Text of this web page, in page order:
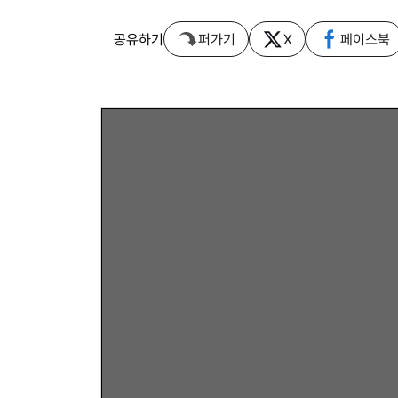
공유하기 퍼가기 X 페이스북